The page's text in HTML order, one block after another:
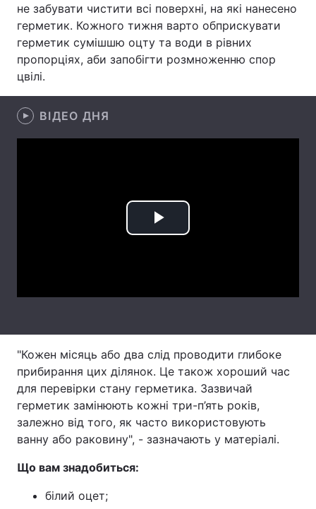
Зброя Інциденти
Здоров'я Туризм
Цікавинки
Думки
не забувати чистити всі поверхні, на які нанесено
герметик. Кожного тижня варто обприскувати
герметик сумішшю оцту та води в рівних
пропорціях, аби запобігти розмноженню спор
цвілі.
ВІДЕО ДНЯ
Play
"Кожен місяць або два слід проводити глибоке
прибирання цих ділянок. Це також хороший час
для перевірки стану герметика. Зазвичай
герметик замінюють кожні три-п’ять років,
залежно від того, як часто використовують
ванну або раковину", - зазначають у матеріалі.
Що вам знадобиться:
білий оцет;